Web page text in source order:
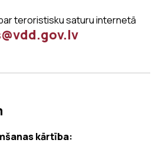
teroristisku saturu internetā
kārtība: